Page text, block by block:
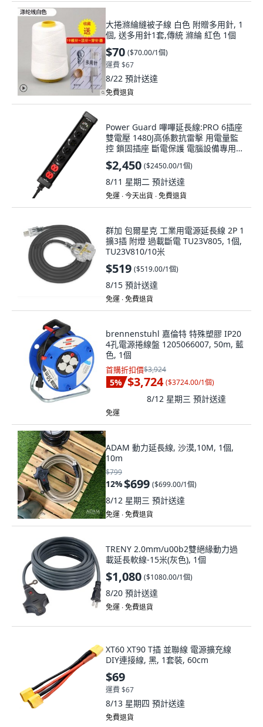
大捲滌綸縫被子線 白色 附贈多用針, 1
個, 送多用針1套,傳統 滌綸 紅色 1個
$70 ($70.00/1個)
運費 $67
8/22 預計送達
免費退貨
Power Guard 嗶嗶延長線:PRO 6插座
雙電壓 1480J高係數抗雷擊 用電量監
控 鎖固插座 斷電保護 電腦設備專用
獨立開關, 全黑, 1個, 3m
$2,450 ($2450.00/1個)
8/11 星期二 預計送達
免運 ∙ 今天出貨 ∙ 免費退貨
群加 包爾星克 工業用電源延長線 2P 1
擴3插 附燈 過載斷電 TU23V805, 1個,
TU23V810/10米
$519 ($519.00/1個)
8/15 預計送達
免運 ∙ 免費退貨
brennenstuhl 嘉倫特 特殊塑膠 IP20
4孔電源捲線盤 1205066007, 50m, 藍
色, 1個
首購折扣價$3,924
5% $3,724 ($3724.00/1個)
8/12 星期三 預計送達
免運
ADAM 動力延長線, 沙漠,10M, 1個,
10m
$799
12%$699 ($699.00/1個)
8/12 星期三 預計送達
免運 ∙ 免費退貨
TRENY 2.0mm/u00b2雙絕緣動力過
載延長軟線-15米(灰色), 1個
$1,080 ($1080.00/1個)
8/20 預計送達
免運 ∙ 免費退貨
XT60 XT90 T插 並聯線 電源擴充線
DIY連接線, 黑, 1套裝, 60cm
$69
運費 $67
8/13 星期四 預計送達
免費退貨